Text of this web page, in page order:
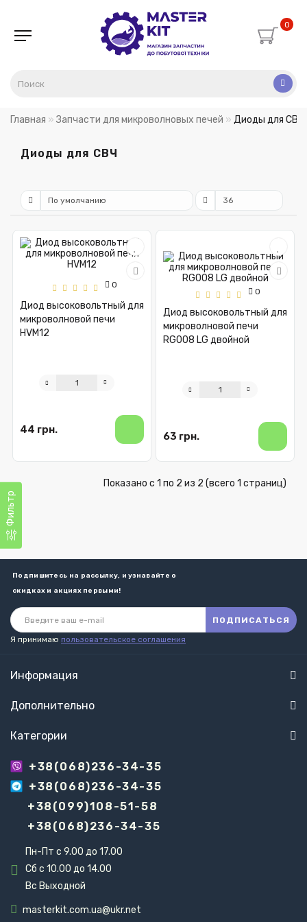
0
Главная Запчасти для микроволновых печей Диоды для СВЧ
Фильтр
Диоды для СВЧ
0
Диод высоковольтный для
микроволновой печи
HVM12
44 грн.
0
Диод высоковольтный для
микроволновой печи
RG008 LG двойной
63 грн.
Показано с 1 по 2 из 2 (всего 1 страниц)
Подпишитесь на рассылку, и узнавайте о
скидках и акциях первыми!
ПОДПИСАТЬСЯ
Я принимаю пользовательское соглашения
Информация
Дополнительно
Категории
+38(068)236-34-35
+38(068)236-34-35
+38(099)108-51-58
+38(068)236-34-35
Пн-Пт с 9.00 до 17.00
Сб с 10.00 до 14.00
Вс Выходной
masterkit.com.ua@ukr.net